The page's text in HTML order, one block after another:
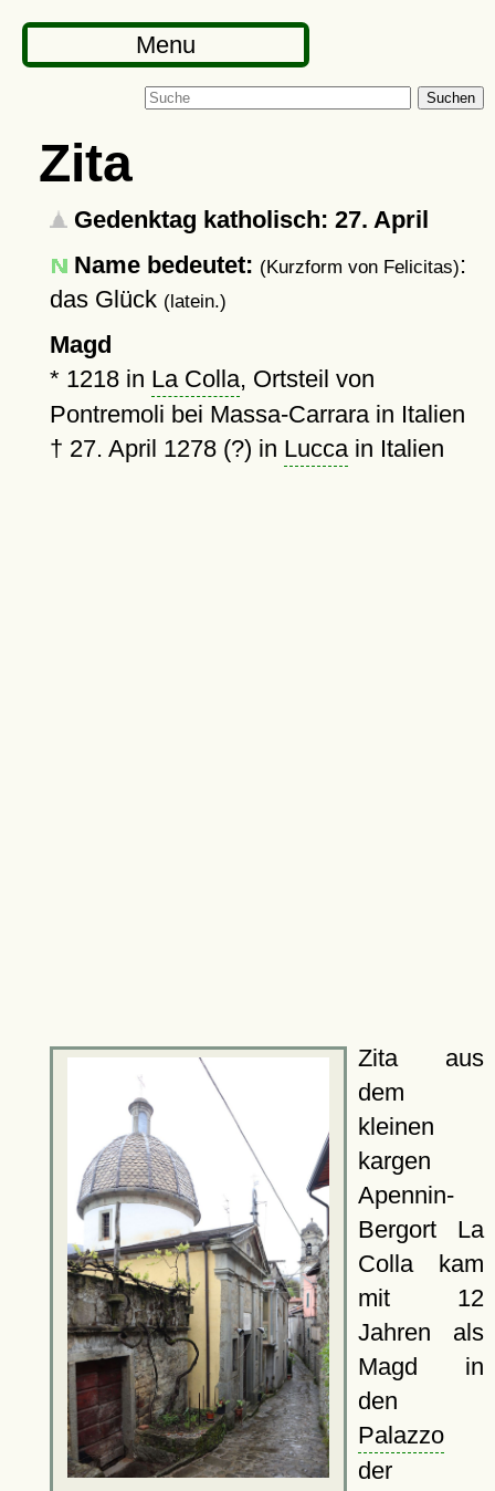
Menu
Suchen
Zita
Gedenktag katholisch: 27. April
Name bedeutet: (Kurzform von Felicitas):
das Glück (latein.)
Magd
* 1218in La Colla, Ortsteil von
Pontremoli bei Massa-Carrara in Italien
† 27. April 1278 (?) in Luccain Italien
Zita aus
dem
kleinen
kargen
Apennin-
Bergort La
Colla kam
mit 12
Jahren als
Magd in
den
Palazzo
der